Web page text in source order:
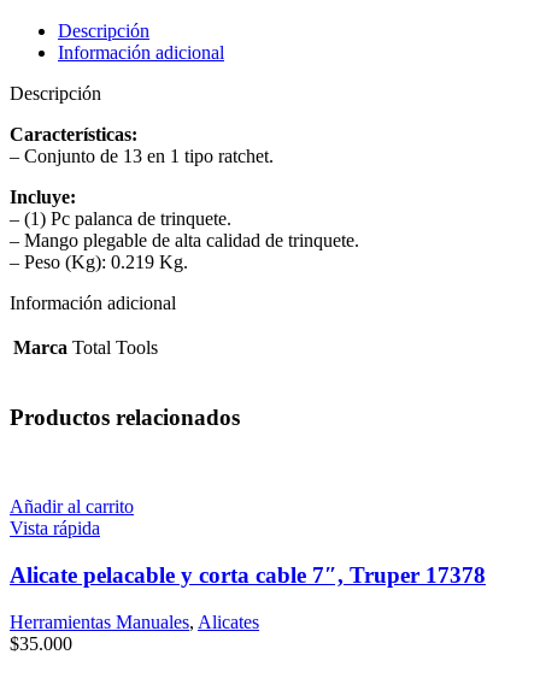
Tools
TACSD30136
cantidad
Descripción
Información adicional
Descripción
Características:
– Conjunto de 13 en 1 tipo ratchet.
Incluye:
– (1) Pc palanca de trinquete.
– Mango plegable de alta calidad de trinquete.
– Peso (Kg): 0.219 Kg.
Información adicional
Marca Total Tools
Productos relacionados
Añadir al carrito
Vista rápida
Alicate pelacable y corta cable 7″, Truper 17378
Herramientas Manuales, Alicates
$35.000